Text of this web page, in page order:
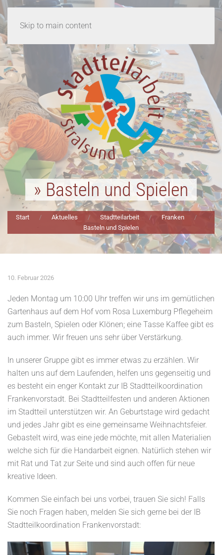
Skip to main content
» Basteln und Spielen
Start Aktuelles Stadtteilarbeit
Franken
Basteln und Spielen
10. Februar 2026
Jeden Montag um 10:00 Uhr treffen wir uns im gemütlichen
Gartenhaus auf dem Hof vom Rosa Luxemburg Pflegeheim
zum Basteln, Spielen oder Klönen; eine Tasse Kaffee gibt es
auch immer. Wir freuen uns sehr über Verstärkung.
In unserer Gruppe gibt es immer etwas zu erzählen. Wir
halten uns auf dem Laufenden, helfen uns gegenseitig und
es besteht ein enger Kontakt zur IB Stadtteilkoordination
Frankenvorstadt. Bei Stadtteilfesten und anderen Aktionen
im Stadtteil unterstützen wir. An Geburtstage wird gedacht
und jedes Jahr gibt es eine gemeinsame Weihnachtsfeier.
Gebastelt wird, was eine jede möchte, mit allen Materialien
welche sich für die Handarbeit eignen. Natürlich stehen wir
mit Rat und Tat zur Seite und sind auch offen für neue
kreative Ideen.
Kommen Sie einfach bei uns vorbei, trauen Sie sich! Falls
Sie noch Fragen haben, melden Sie sich gerne bei der IB
Stadtteilkoordination Frankenvorstadt: